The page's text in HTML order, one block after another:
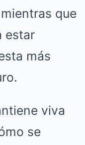
que
estar
más
viva
se